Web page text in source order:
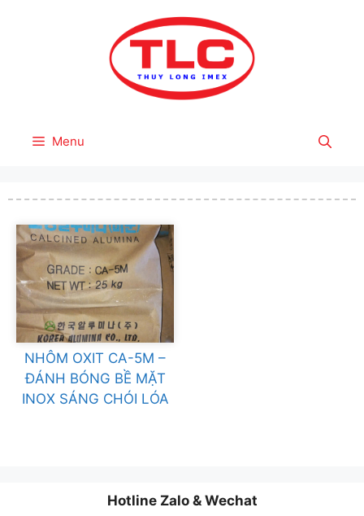
Menu
NHÔM OXIT CA-5M –
ĐÁNH BÓNG BỀ MẶT
INOX SÁNG CHÓI LÓA
Hotline Zalo & Wechat